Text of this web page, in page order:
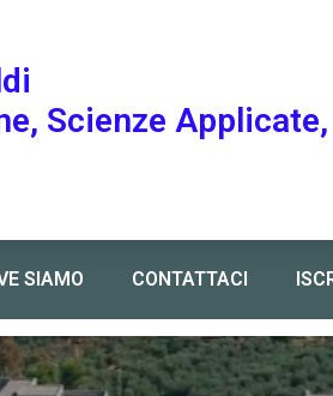
Scienze Applicate,
SIAMO CONTATTACI